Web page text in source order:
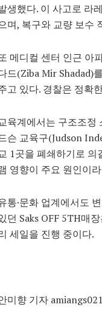
생했다. 이 사고로 라
며, 복구와 교량 보수
메디컬 센터 인근 아
드(Ziba Mir Shadad)
고 있다. 경찰은 정확
육계에서는 구조조정
슨 교육구(Judson
1곳을 폐쇄하기로 의
영향이 주요 원인이
통·문화 업계에서도
던 Saks OFF 5TH매
세일을 진행 중이다.
미향 기자